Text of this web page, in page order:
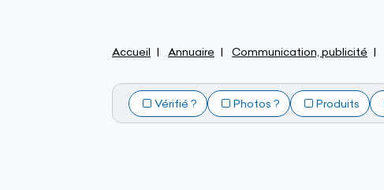
Accueil Annuaire Communication, publicité
Vérifié ? Photos ? Produits